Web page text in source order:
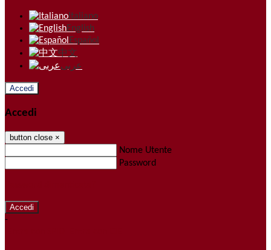
Italiano
English
Español
中文
عربى
Accedi
Accedi
button close ×
Nome Utente
Password
-